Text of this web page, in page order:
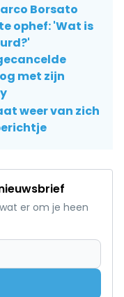
Borsato
ophef: 'Wat is
met zijn
weer van zich
er om je heen